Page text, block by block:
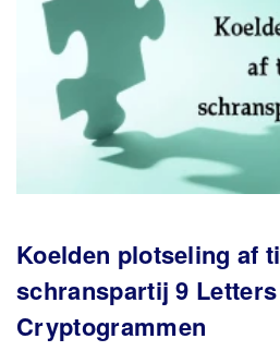
Koelden plotseling af
schranspartij 9 Letters
Cryptogrammen